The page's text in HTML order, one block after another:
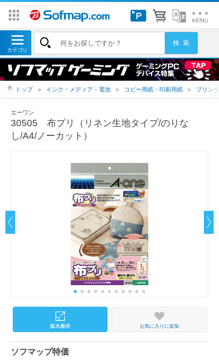
トップ ＞ インク・メディア・電池 ＞ コピー用紙・印刷用紙 ＞ プリン
エーワン
30505 布プリ（リネン生地タイプ/のりな
し/A4/ノーカット）
お気に入りに追加
ソフマップ特価